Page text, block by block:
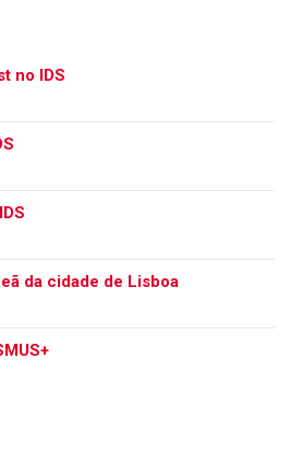
no IDS
da cidade de Lisboa